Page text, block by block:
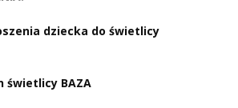
dziecka do świetlicy
świetlicy BAZA